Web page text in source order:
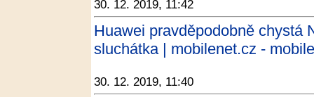
30. 12. 2019, 11:42
Huawei pravděpodobně chystá
sluchátka | mobilenet.cz -
30. 12. 2019, 11:40